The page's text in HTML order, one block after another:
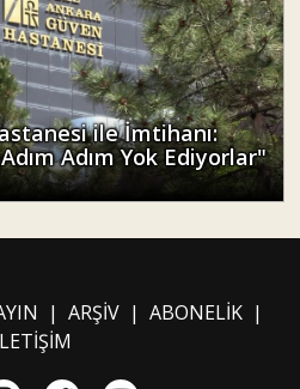
ile İmtihanı:
Adım Yok Ediyorlar"
| ARŞİV| ABONELİK|